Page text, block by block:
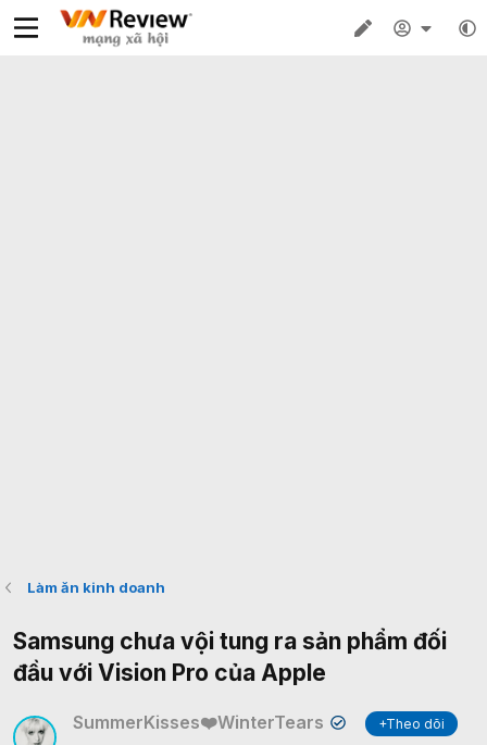
Làm ăn kinh doanh
Samsung chưa vội tung ra sản phẩm đối
đầu với Vision Pro của Apple
SummerKisses❤️WinterTears ✔
+Theo dõi